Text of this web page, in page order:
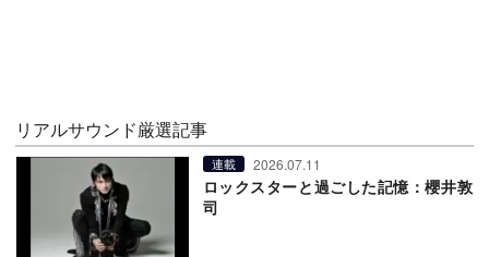
リアルサウンド厳選記事
連載 2026.07.11
ロックスターと過ごした記憶：櫻井敦
司